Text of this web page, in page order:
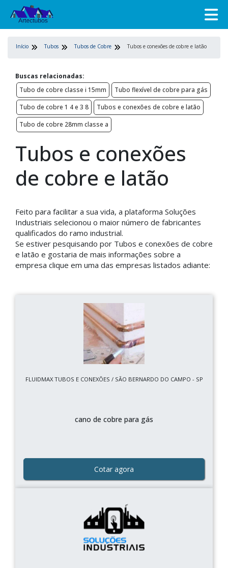
Início Tubos Tubos de Cobre Tubos e conexões de cobre e latão
Buscas relacionadas:
Tubo de cobre classe i 15mm
Tubo flexível de cobre para gás
Tubo de cobre 1 4 e 3 8
Tubos e conexões de cobre e latão
Tubo de cobre 28mm classe a
Tubos e conexões
de cobre e latão
Feito para facilitar a sua vida, a plataforma Soluções
Industriais selecionou o maior número de fabricantes
qualificados do ramo industrial.
Se estiver pesquisando por Tubos e conexões de cobre
e latão e gostaria de mais informações sobre a
empresa clique em uma das empresas listados adiante:
FLUIDMAX TUBOS E CONEXÕES / SÃO BERNARDO DO CAMPO - SP
cano de cobre para gás
Cotar agora